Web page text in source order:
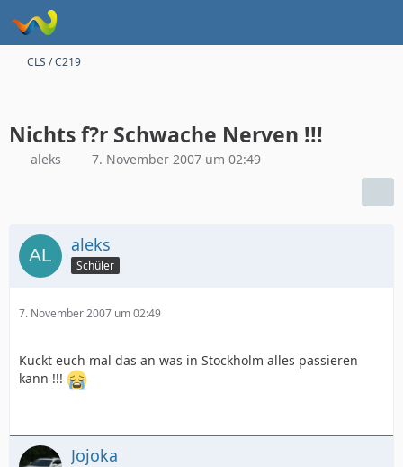
CLS / C219
Nichts f?r Schwache Nerven !!!
aleks 7. November 2007 um 02:49
aleks
Schüler
7. November 2007 um 02:49
Kuckt euch mal das an was in Stockholm alles passieren
kann !!!
Jojoka